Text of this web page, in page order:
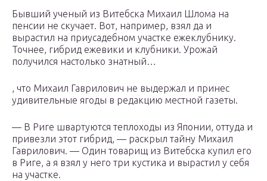
Бывший ученый из Витебска Михаил Шлома на
пенсии не скучает. Вот, например, взял да и
вырастил на приусадебном участке ежеклубнику.
Точнее, гибрид ежевики и клубники. Урожай
получился настолько знатный…
, что Михаил Гаврилович не выдержал и принес
удивительные ягоды в редакцию местной газеты.
— В Риге швартуются теплоходы из Японии, оттуда и
привезли этот гибрид, — раскрыл тайну Михаил
Гаврилович. — Один товарищ из Витебска купил его
в Риге, а я взял у него три кустика и вырастил у себя
на участке.